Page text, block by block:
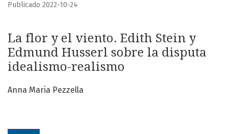
La flor y el viento. Edith Stein y
Edmund Husserl sobre la disputa
idealismo-realismo
Publicado 2022-10-24
Anna Maria Pezzella